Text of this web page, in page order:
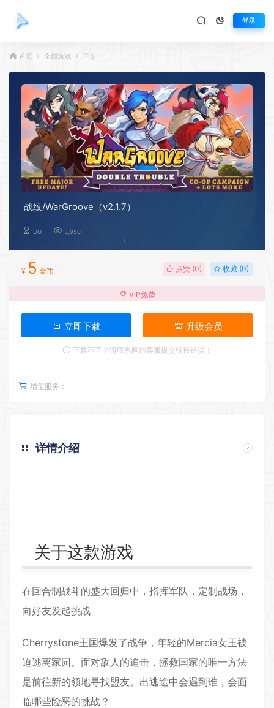
登录
首页 全部游戏 正文
战纹/WarGroove（v2.1.7）
UU 3,950
¥ 5 金币 点赞 (0) 收藏 (0)
VIP免费
立即下载 升级会员
下载不了？请联系网站客服提交链接错误！
增值服务：
详情介绍
关于这款游戏
在回合制战斗的盛大回归中，指挥军队，定制战场，
向好友发起挑战
Cherrystone王国爆发了战争，年轻的Mercia女王被
迫逃离家园。面对敌人的追击，拯救国家的唯一方法
是前往新的领地寻找盟友。出逃途中会遇到谁，会面
临哪些险恶的挑战？